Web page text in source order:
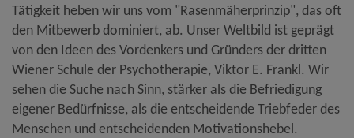
Tätigkeit heben wir uns vom "Rasenmäherprinzip", das oft
den Mitbewerb dominiert, ab. Unser Weltbild ist geprägt
von den Ideen des Vordenkers und Gründers der dritten
Wiener Schule der Psychotherapie, Viktor E. Frankl. Wir
sehen die Suche nach Sinn, stärker als die Befriedigung
eigener Bedürfnisse, als die entscheidende Triebfeder des
Menschen und entscheidenden Motivationshebel.